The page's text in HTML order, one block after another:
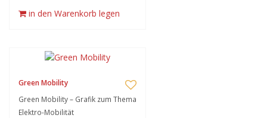
in den Warenkorb legen
Green Mobility
Green Mobility – Grafik zum Thema
Elektro-Mobilität